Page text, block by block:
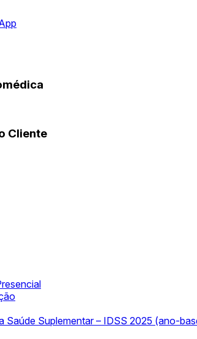
Cliente
Saúde Suplementar – IDSS 2025 (ano-